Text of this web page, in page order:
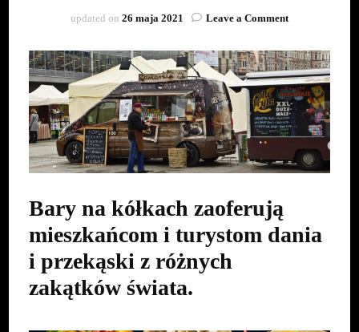
updated on 26 maja 2021 Leave a Commenton
Festiwal
Dobrego
Jedzenia
|
3-
4
Bary na kółkach zaoferują
mieszkańcom i turystom dania
i przekąski z różnych
zakątków świata.